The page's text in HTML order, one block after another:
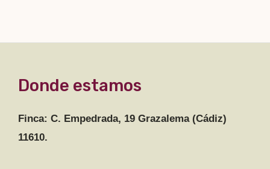
Donde estamos
Finca: C. Empedrada, 19 Grazalema (Cádiz)
11610.